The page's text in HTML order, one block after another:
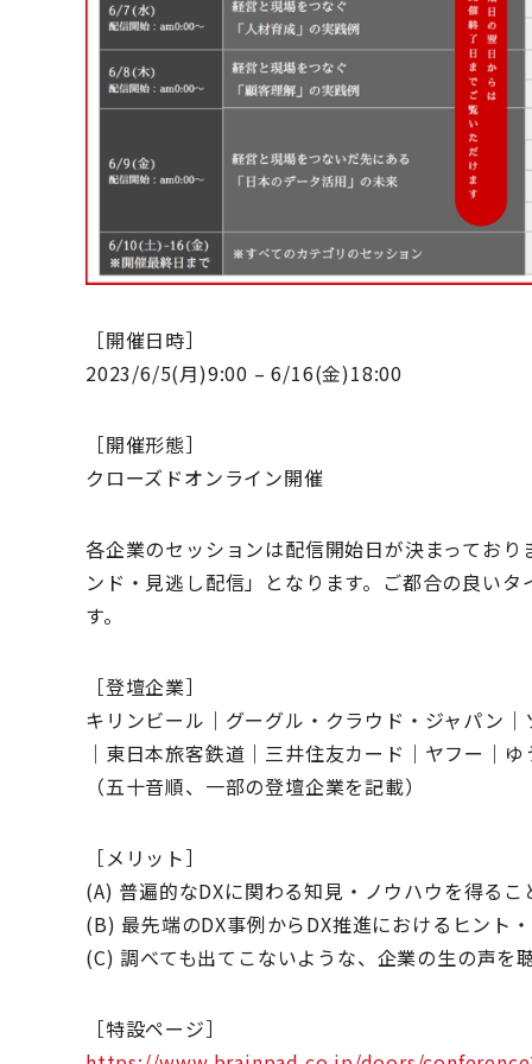
［開催日時］
2023/6/5(月)9:00 – 6/16(金)18:00
［開催形態］
クローズドオンライン開催
各企業のセッションは配信開始日が決まってお
ンド・見逃し配信」となります。ご都合の良い
す。
［登壇企業］
キリンビール｜グーグル・クラウド・ジャパン
｜東日本旅客鉄道｜三井住友カード｜ヤフー
（五十音順、一部の登壇企業を記載）
［メリット］
(A) 普遍的なDXに関わる知見・ノウハウを得るこ
(B) 最先端のDX事例からDX推進におけるヒント
(C) 調べても出てこないような、企業の生の声を
［特設ページ］